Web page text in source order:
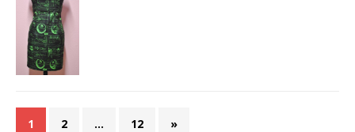
1 2 … 12 »